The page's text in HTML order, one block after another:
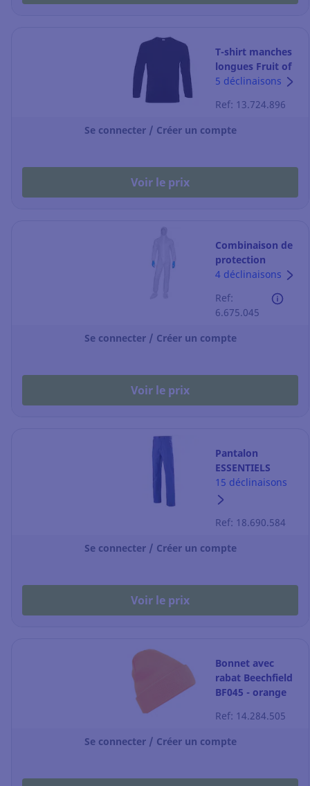
T-shirt manches
longues Fruit of
the Loom SC233
5 déclinaisons
Ref: 13.724.896
Se connecter / Créer un compte
Voir le prix
Combinaison de
protection
Deltaplus DT115 -
XL
4 déclinaisons
Ref:
6.675.045
Se connecter / Créer un compte
Voir le prix
Pantalon
ESSENTIELS
100% coton
bugatti taille 42
15 déclinaisons
Ref: 18.690.584
Se connecter / Créer un compte
Voir le prix
Bonnet avec
rabat Beechfield
BF045 - orange
unique
Ref: 14.284.505
Se connecter / Créer un compte